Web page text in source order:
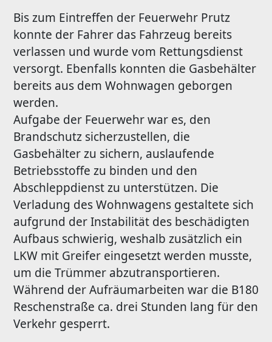
Bis zum Eintreffen der Feuerwehr Prutz
konnte der Fahrer das Fahrzeug bereits
verlassen und wurde vom Rettungsdienst
versorgt. Ebenfalls konnten die Gasbehälter
bereits aus dem Wohnwagen geborgen
werden.
Aufgabe der Feuerwehr war es, den
Brandschutz sicherzustellen, die
Gasbehälter zu sichern, auslaufende
Betriebsstoffe zu binden und den
Abschleppdienst zu unterstützen. Die
Verladung des Wohnwagens gestaltete sich
aufgrund der Instabilität des beschädigten
Aufbaus schwierig, weshalb zusätzlich ein
LKW mit Greifer eingesetzt werden musste,
um die Trümmer abzutransportieren.
Während der Aufräumarbeiten war die B180
Reschenstraße ca. drei Stunden lang für den
Verkehr gesperrt.